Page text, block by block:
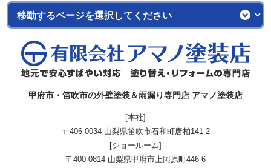
甲府市・笛吹市の外壁塗装＆雨漏り専門店 アマノ塗装店
[本社]
〒406-0034 山梨県笛吹市石和町唐柏141-2
[ショールーム]
〒400-0814 山梨県甲府市上阿原町446-6